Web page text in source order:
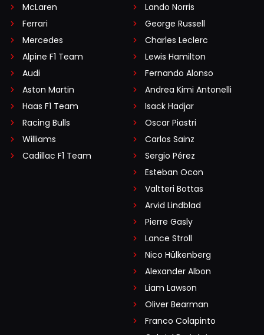
McLaren
Ferrari
Mercedes
Alpine F1 Team
Audi
Aston Martin
Haas F1 Team
Racing Bulls
Williams
Cadillac F1 Team
Lando Norris
George Russell
Charles Leclerc
Lewis Hamilton
Fernando Alonso
Andrea Kimi Antonelli
Isack Hadjar
Oscar Piastri
Carlos Sainz
Sergio Pérez
Esteban Ocon
Valtteri Bottas
Arvid Lindblad
Pierre Gasly
Lance Stroll
Nico Hülkenberg
Alexander Albon
Liam Lawson
Oliver Bearman
Franco Colapinto